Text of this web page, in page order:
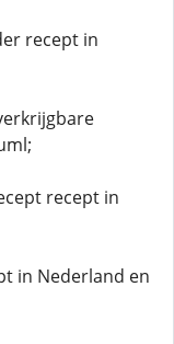
recept in
recept in
in Nederland en